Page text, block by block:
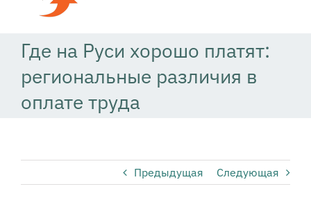
Где на Руси хорошо платят:
региональные различия в
оплате труда
Предыдущая Следующая